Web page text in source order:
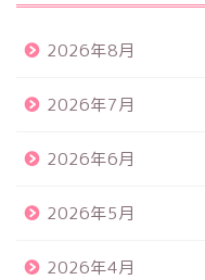
2026年8月
2026年7月
2026年6月
2026年5月
2026年4月